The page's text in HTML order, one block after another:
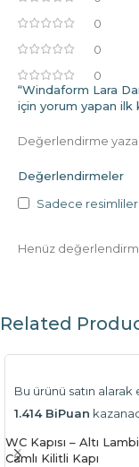
0
0
0
Değerlendirmeler
Sadece
Henüz
“Windaform Lara
için yorum yapan ilk
Değerlendirme
Related
Bu ürünü satın alarak
1.414 BiPuan
WC Kapısı – Altı
Camlı Kilitli Kapı